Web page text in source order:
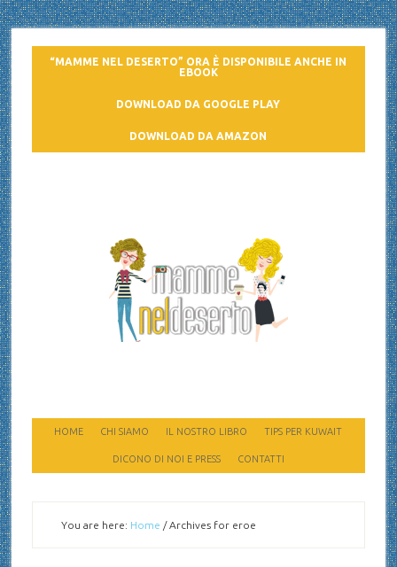
“MAMME NEL DESERTO” ORA È DISPONIBILE ANCHE IN
EBOOK
DOWNLOAD DA GOOGLE PLAY
DOWNLOAD DA AMAZON
HOME CHI SIAMO IL NOSTRO LIBRO TIPS PER KUWAIT
DICONO DI NOI E PRESS CONTATTI
You are here: Home /Archives for eroe